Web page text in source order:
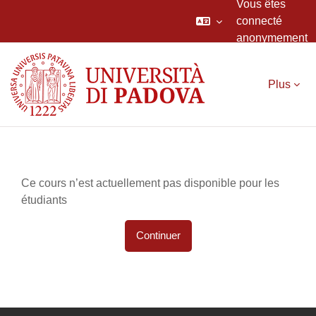
Vous êtes
connecté
anonymement
Plus
Ce cours n’est actuellement pas disponible pour les
étudiants
Continuer